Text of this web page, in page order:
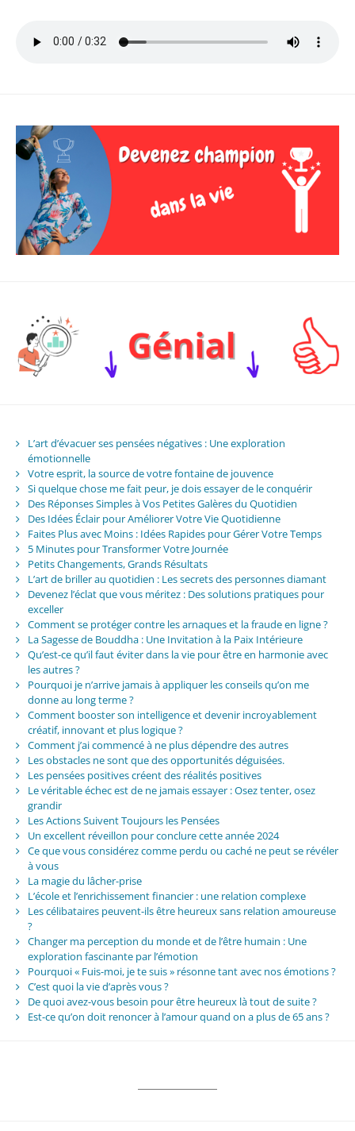
L’art d’évacuer ses pensées négatives : Une exploration
émotionnelle
Votre esprit, la source de votre fontaine de jouvence
Si quelque chose me fait peur, je dois essayer de le conquérir
Des Réponses Simples à Vos Petites Galères du Quotidien
Des Idées Éclair pour Améliorer Votre Vie Quotidienne
Faites Plus avec Moins : Idées Rapides pour Gérer Votre Temps
5 Minutes pour Transformer Votre Journée
Petits Changements, Grands Résultats
L’art de briller au quotidien : Les secrets des personnes diamant
Devenez l’éclat que vous méritez : Des solutions pratiques pour
exceller
Comment se protéger contre les arnaques et la fraude en ligne ?
La Sagesse de Bouddha : Une Invitation à la Paix Intérieure
Qu’est-ce qu’il faut éviter dans la vie pour être en harmonie avec
les autres ?
Pourquoi je n’arrive jamais à appliquer les conseils qu’on me
donne au long terme ?
Comment booster son intelligence et devenir incroyablement
créatif, innovant et plus logique ?
Comment j’ai commencé à ne plus dépendre des autres
Les obstacles ne sont que des opportunités déguisées.
Les pensées positives créent des réalités positives
Le véritable échec est de ne jamais essayer : Osez tenter, osez
grandir
Les Actions Suivent Toujours les Pensées
Un excellent réveillon pour conclure cette année 2024
Ce que vous considérez comme perdu ou caché ne peut se révéler
à vous
La magie du lâcher-prise
L’école et l’enrichissement financier : une relation complexe
Les célibataires peuvent-ils être heureux sans relation amoureuse
?
Changer ma perception du monde et de l’être humain : Une
exploration fascinante par l’émotion
Pourquoi « Fuis-moi, je te suis » résonne tant avec nos émotions ?
C’est quoi la vie d’après vous ?
De quoi avez-vous besoin pour être heureux là tout de suite ?
Est-ce qu’on doit renoncer à l’amour quand on a plus de 65 ans ?